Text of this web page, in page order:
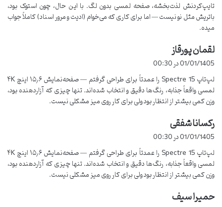
صفحه‌نمایش 4K لمسی این لپ تاپ واقعاً خیره‌کننده‌است. رنگ‌ها
خیلی زنده و شفاف نمایش داده می‌شن و برای تماشای فیلم یا انجام
کارهای گرافیکی عالیه. اما باید بدونید که استفاده طولانی‌مدت از این
صفحه‌نمایش در حالت حداکثر روشنایی ممکنه باعث خستگی چشم
بشه، پس من معمولاً روشنایی صفحه رو کاهش می‌دم تا از چشمهام
محافظت کنم.
باتری و مصرف انرژی
پشتیبانی می‌کنه. البته، اگر زیاد از برنامه‌های سنگین یا تنظیمات حداکثر
روشنایی استفاده کنید، عمر باتری به 6 ساعت کاهش پیدا می‌کنه. برای
افزایش عمر باتری، من پیشنهاد می‌کنم که تنظیمات روشنایی رو پایین‌تر
نگه دارید و از حالتBattery Saverاستفاده کنید.
تایپ‌کردنش لذت‌بخشه، صفحه لمسی بدون لگ. با این حال، چون استوک بود،
باتریش مثل نو نیست — اما برای کاری که می‌خوام (ادیت و مرور اسناد) کاملاً جواب
میده.
لقمان پورقازف
:
01/01/1405 در 00:30
لپ‌تاپ Spectre 15 را عمدتاً برای طراحی گرفتم — صفحه‌نمایش ۱۵٫۶ اینچ ۴K
لمسی واقعاً جذابه، رنگ‌ها دقیق و انتخاب‌ شده‌اند. تنها چیزی که آزاردهنده بود،
وزن کمی بیشتر از انتظار بود ولی برای کار روی میز مشکلی نیست.
رکسانا شفقیف
:
01/01/1405 در 00:30
لپ‌تاپ Spectre 15 را عمدتاً برای طراحی گرفتم — صفحه‌نمایش ۱۵٫۶ اینچ ۴K
لمسی واقعاً جذابه، رنگ‌ها دقیق و انتخاب‌ شده‌اند. تنها چیزی که آزاردهنده بود،
وزن کمی بیشتر از انتظار بود ولی برای کار روی میز مشکلی نیست.
حمیرا سیف